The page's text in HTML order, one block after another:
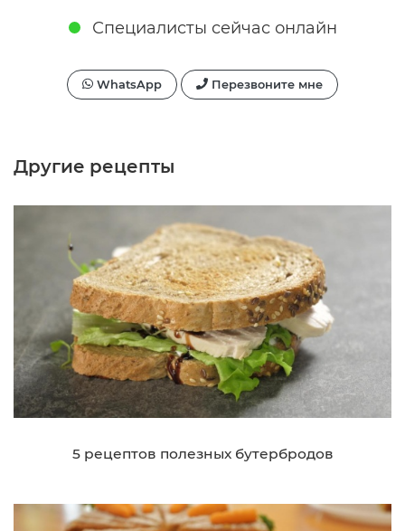
Специалисты сейчас онлайн
WhatsApp Перезвоните мне
Другие рецепты
5 рецептов полезных бутербродов